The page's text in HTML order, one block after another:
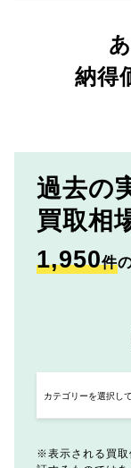
納得
過去の
買取相
1,950件
表示される買